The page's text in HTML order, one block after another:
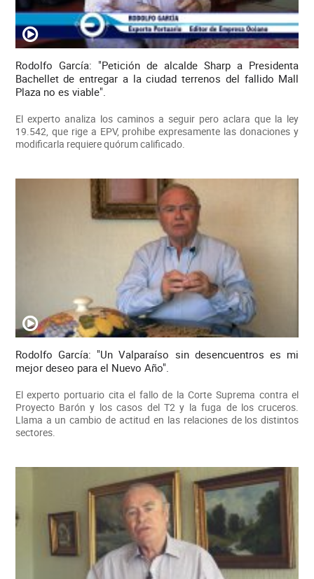
Rodolfo García: "Petición de alcalde Sharp a Presidenta
Bachellet de entregar a la ciudad terrenos del fallido Mall
Plaza no es viable".
El experto analiza los caminos a seguir pero aclara que la ley
19.542, que rige a EPV, prohibe expresamente las donaciones y
modificarla requiere quórum calificado.
Rodolfo García: "Un Valparaíso sin desencuentros es mi
mejor deseo para el Nuevo Año".
El experto portuario cita el fallo de la Corte Suprema contra el
Proyecto Barón y los casos del T2 y la fuga de los cruceros.
Llama a un cambio de actitud en las relaciones de los distintos
sectores.